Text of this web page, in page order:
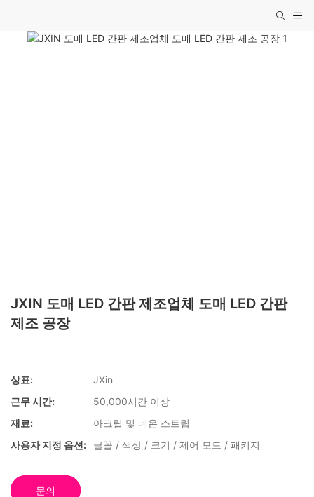
JXIN 도매 LED 간판 제조업체 도매 LED 간판
제조 공장
상표:
JXin
근무 시간:
50,000시간 이상
재료:
아크릴 및 네온 스트립
사용자 지정 옵션:
글꼴 / 색상 / 크기 / 제어 모드 / 패키지
문의